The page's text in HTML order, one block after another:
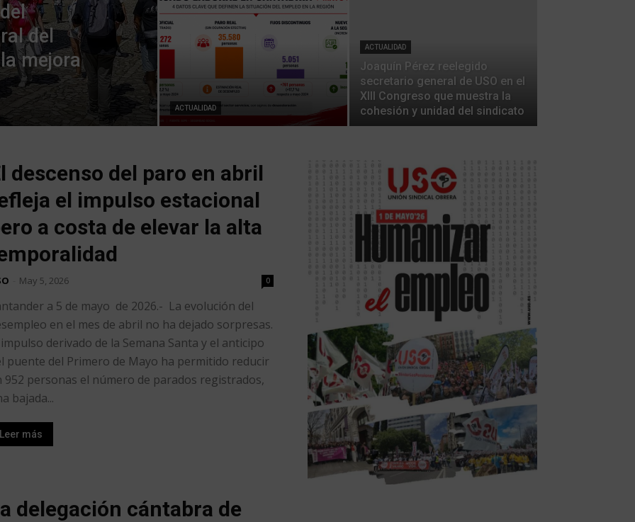
del
mejora
ACTUALIDAD
ACTUALIDAD
Joaquín Pérez reelegido
secretario general de USO en el
XIII Congreso que muestra la
cohesión y unidad del sindicato
descenso del paro en abril
el impulso estacional
a costa de elevar la alta
May 5, 2026 0
a 5 de mayo de 2026.- La evolución del
en el mes de abril no ha dejado sorpresas.
impulso derivado de la Semana Santa y el anticipo
puente del Primero de Mayo ha permitido reducir
952 personas el número de parados registrados,
bajada...
Leer más
delegación cántabra de